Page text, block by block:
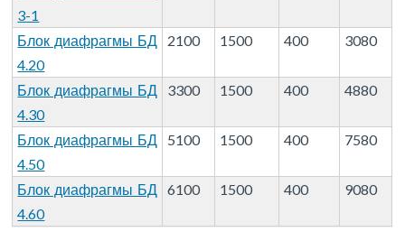
3-1
Блок диафрагмы БД
4.20
2100 1500 400 3080
Блок диафрагмы БД
4.30
3300 1500 400 4880
Блок диафрагмы БД
4.50
5100 1500 400 7580
Блок диафрагмы БД
4.60
6100 1500 400 9080